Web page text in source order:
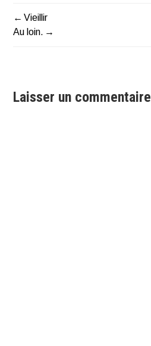
Navigation
Vieillir
Au loin.
Laisser un commentaire